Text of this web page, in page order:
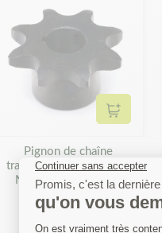
concernant la pièce qui
venir en aide. Alors, vous
Ajouter
Pignon de chaîne
transmission pour MTD
N° origine 7480852